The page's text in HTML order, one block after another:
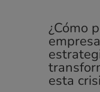
¿Cómo
esta